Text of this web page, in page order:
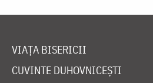
VIAȚA BISERICII
CUVINTE DUHOVNICEȘTI